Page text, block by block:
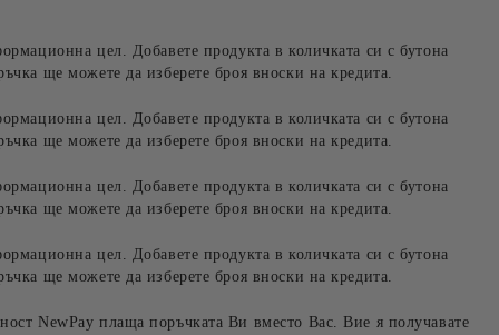
цел. Добавете продукта в количката си с бутона
ще можете да изберете броя вноски на кредита.
цел. Добавете продукта в количката си с бутона
ще можете да изберете броя вноски на кредита.
цел. Добавете продукта в количката си с бутона
ще можете да изберете броя вноски на кредита.
цел. Добавете продукта в количката си с бутона
ще можете да изберете броя вноски на кредита.
NewPay плаща поръчката Ви вместо Вас. Вие я получавате